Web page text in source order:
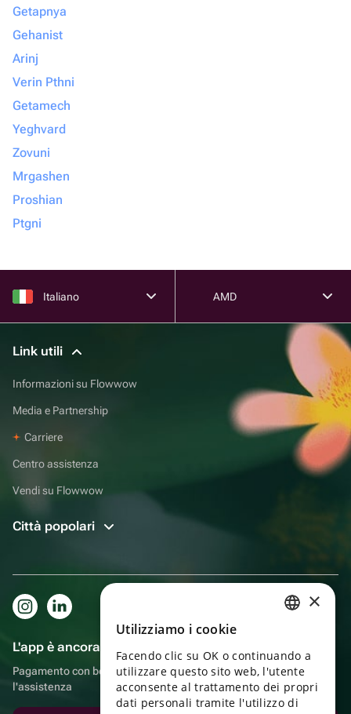
Getapnya
Gehanist
Arinj
Verin Pthni
Getamech
Yeghvard
Zovuni
Mrgashen
Proshian
Ptgni
Italiano AMD
Link utili
Informazioni su Flowwow
Media e Partnership
Carriere
Centro assistenza
Vendi su Flowwow
Città popolari
L'app è ancora più comoda!
Pagamento con bonus, autoconsegna, comoda chat con
l'assistenza
ENGLISH
UKRAINIAN
×
Utilizziamo i cookie
Facendo clic su OK o continuando a
utilizzare questo sito web, l'utente
acconsente al trattamento dei propri
dati personali tramite l'utilizzo di